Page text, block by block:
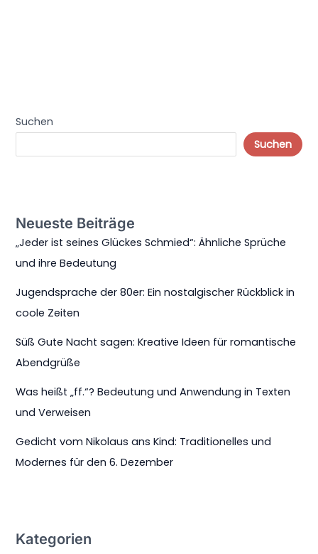
Suchen
Suchen
Neueste Beiträge
„Jeder ist seines Glückes Schmied“: Ähnliche Sprüche
und ihre Bedeutung
Jugendsprache der 80er: Ein nostalgischer Rückblick in
coole Zeiten
Süß Gute Nacht sagen: Kreative Ideen für romantische
Abendgrüße
Was heißt „ff.“? Bedeutung und Anwendung in Texten
und Verweisen
Gedicht vom Nikolaus ans Kind: Traditionelles und
Modernes für den 6. Dezember
Kategorien